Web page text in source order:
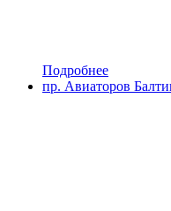
Подробнее
пр. Авиаторов